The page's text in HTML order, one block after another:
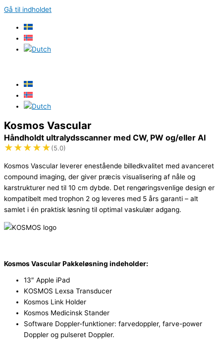
Gå til indholdet
Kosmos Vascular
Håndholdt ultralydsscanner med CW, PW og/eller AI
★★★★★(5.0)
Kosmos Vascular leverer enestående billedkvalitet med avanceret
compound imaging, der giver præcis visualisering af nåle og
karstrukturer ned til 10 cm dybde. Det rengøringsvenlige design er
kompatibelt med trophon 2 og leveres med 5 års garanti – alt
samlet i én praktisk løsning til optimal vaskulær adgang.
Kosmos Vascular Pakkeløsning indeholder:
13″ Apple iPad
KOSMOS Lexsa Transducer
Kosmos Link Holder
Kosmos Medicinsk Stander
Software Doppler-funktioner: farvedoppler, farve-power
Doppler og pulseret Doppler.